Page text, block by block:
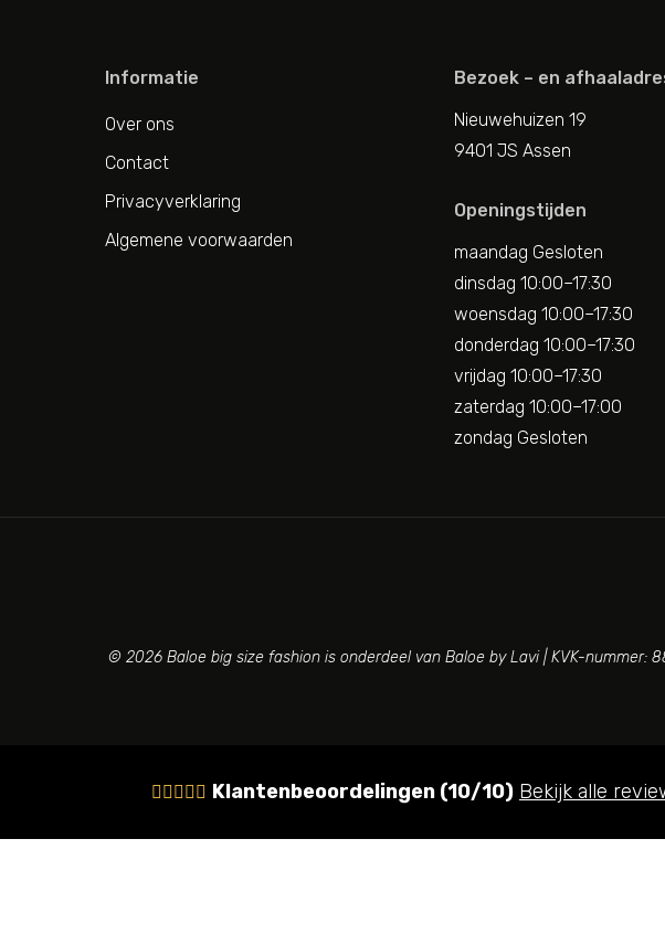
Informatie
Over ons
Contact
Privacyverklaring
Algemene voorwaarden
Bezoek – en
Nieuwehuizen 19
9401 JS Assen
Openingstijden
maandag Gesloten
dinsdag 10:00–17:30
woensdag 10:00–17:30
donderdag 10:00–17:30
vrijdag 10:00–17:30
zaterdag 10:00–17:00
zondag Gesloten
© 2026 Baloe big size fashion is onderdeel van Baloe by Lavi | KVK-nummer:
     Klantenbeoordelingen (10/10) Bekijk alle